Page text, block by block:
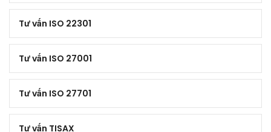
Tư vấn ISO 22301
Tư vấn ISO 27001
Tư vấn ISO 27701
Tư vấn TISAX